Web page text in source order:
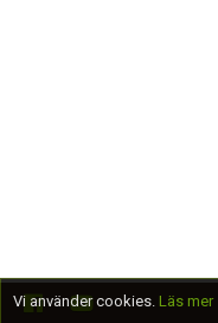
Vi använder cookies. Läs mer